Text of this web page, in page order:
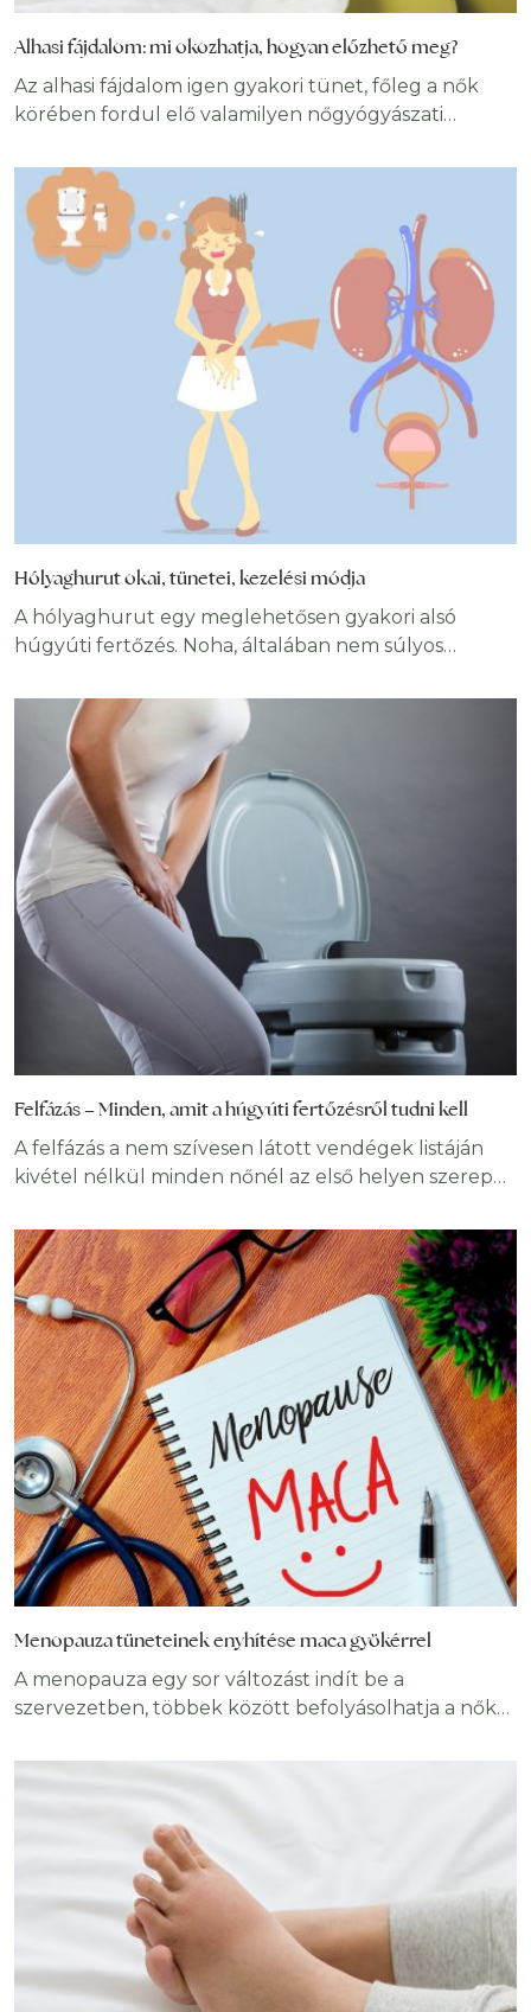
Alhasi fájdalom: mi okozhatja, hogyan előzhető meg?
Az alhasi fájdalom igen gyakori tünet, főleg a nők
körében fordul elő valamilyen nőgyógyászati
is megjelenhet egy-egy betegség tüneteként.
Néhány szempont alapján kideríthetjük, hogy az
alhasi fájdalom egy viszonylag ártalmatlan
formájával nézünk-e szembe, vagy a fájdalom egy
komoly betegségre hívja-e fel figyelmünket.
Hogyan előzhetjük meg a fájdalmat? Az alhasi
Hólyaghurut okai, tünetei, kezelési módja
A hólyaghurut egy meglehetősen gyakori alsó
húgyúti fertőzés. Noha, általában nem súlyos
szövődményekhez vezethet. Ebben a cikkben
kitérünk a hólyaghurut okaira, annak
diagnosztizálására és kezelésére, beleértve az
otthoni gyógymódokat. A hólyaghurut (cystitis) a
húgyhólyag gyulladásának orvosi neve. A gyulladást
legtöbbször bakteriális fertőzés okozza. A
hólyagfertőzés fájdalmas és zavaró lehet, és
Felfázás – Minden, amit a húgyúti fertőzésről tudni kell
A felfázás a nem szívesen látott vendégek listáján
kivétel nélkül minden nőnél az első helyen szerepel.
húgyúti fertőzés a férfiak körében is előfordul.
Felfázás alatt leggyakrabban a húgyhólyag
gyulladásos állapotát értjük, azonban nem mindenki
olyan szerencsés, hogy megússza ennyivel. Főként a
nők körében gyakori, mert testfelépítésüknél fogva
Menopauza tüneteinek enyhítése maca gyökérrel
A menopauza egy sor változást indít be a
szervezetben, többek között befolyásolhatja a nők
érdeklődésüket, és csökken az orgazmusra való
képességük. Noha nem mindenkinél fordul elő, az
alacsony libidó számos, a változókorba lépő nőnél
jelentős szorongást generál, konfliktust okozva a
partnerkapcsolatban. A menopauza tüneteinek
enyhítése többféle módon történhet,